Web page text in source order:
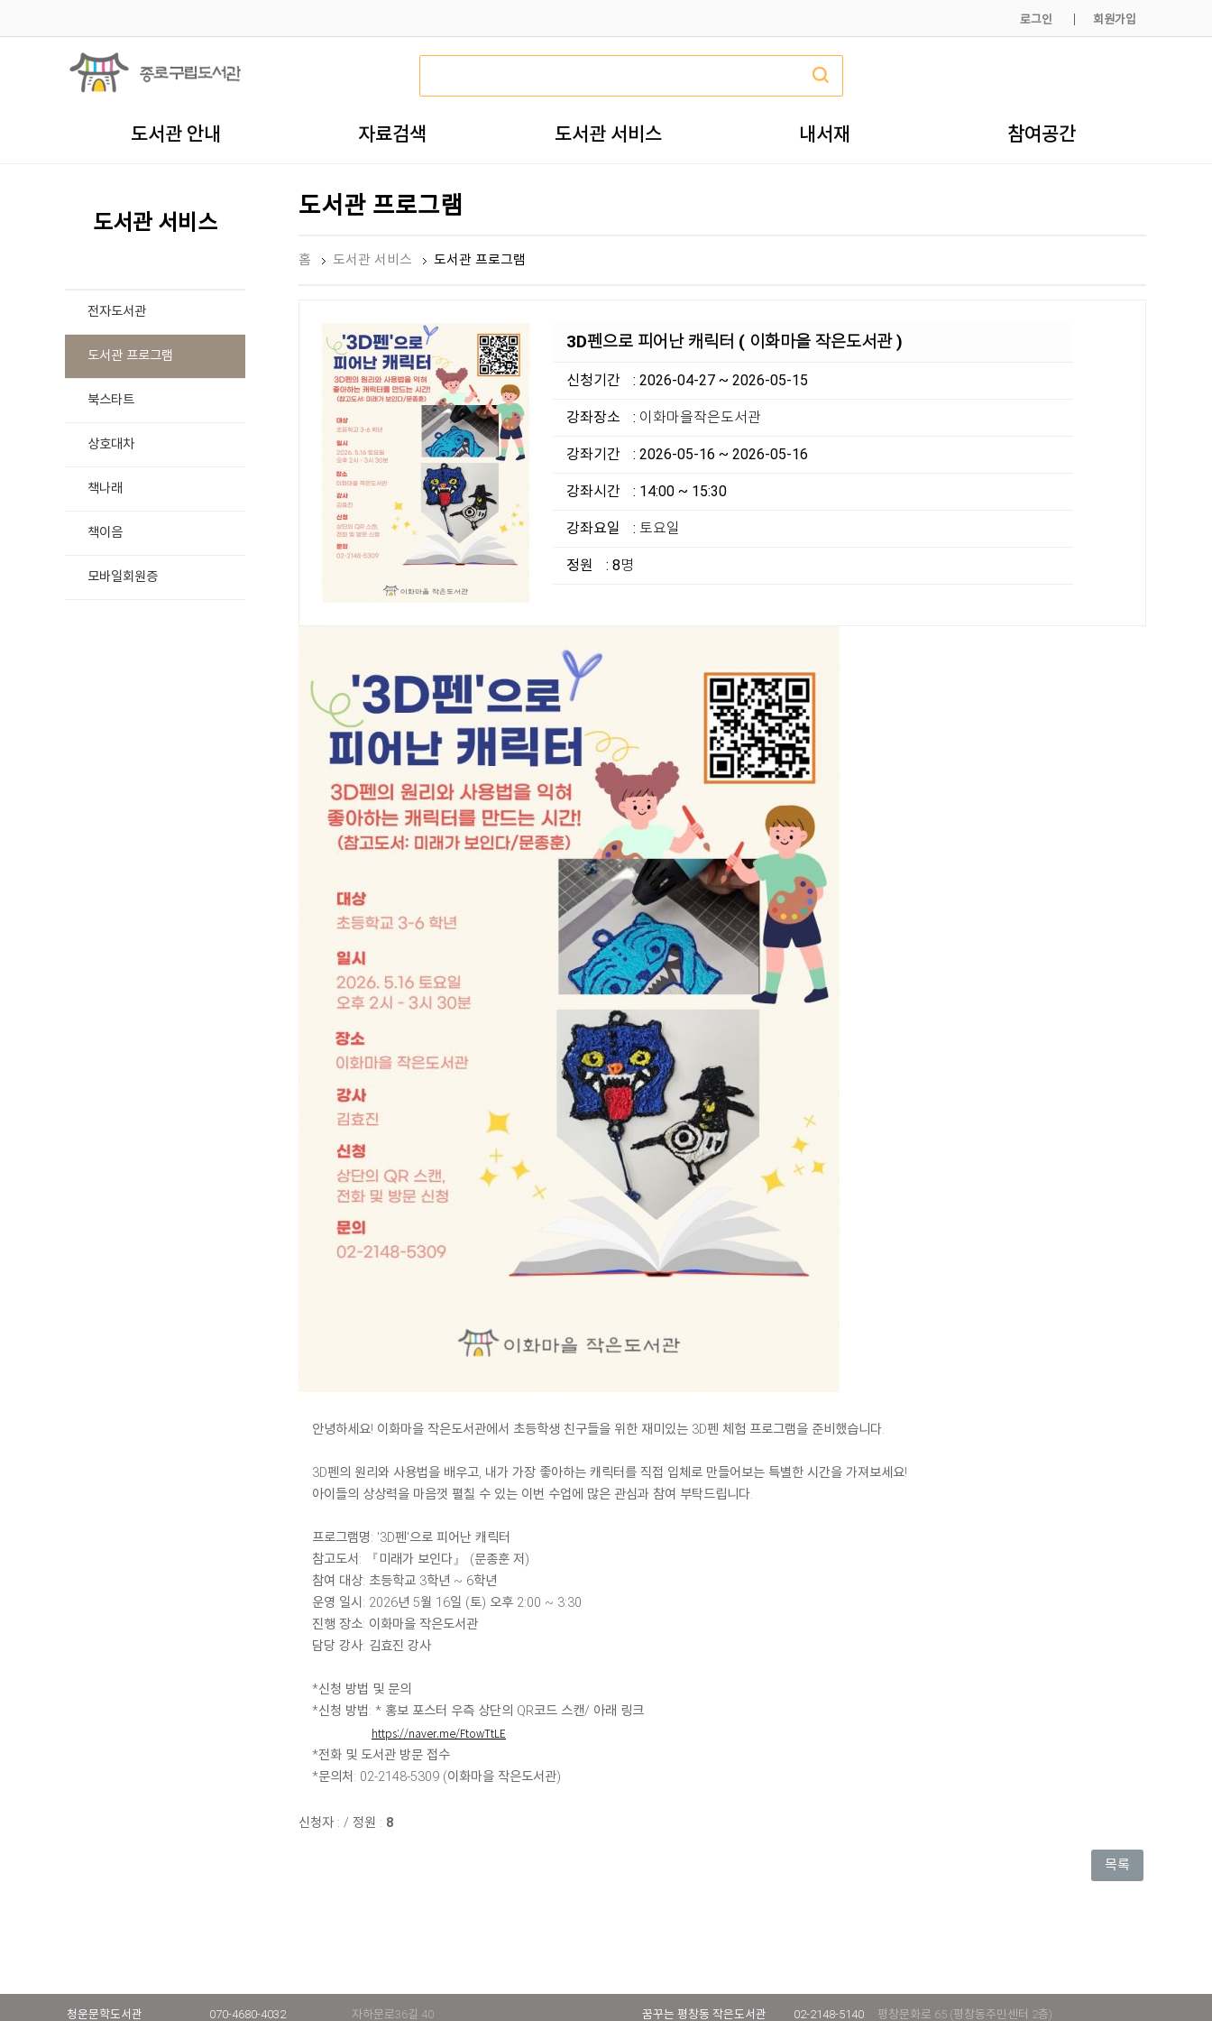
로그인 회원가입
도서관 안내 자료검색 도서관 서비스 내서재 참여공간
도서관 서비스
전자도서관
도서관 프로그램
북스타트
상호대차
책나래
책이음
모바일회원증
도서관 프로그램
홈 도서관 서비스 도서관 프로그램
3D펜으로 피어난 캐릭터 ( 이화마을 작은도서관 )
신청기간 : 2026-04-27 ~ 2026-05-15
강좌장소 : 이화마을작은도서관
강좌기간 : 2026-05-16 ~ 2026-05-16
강좌시간 : 14:00 ~ 15:30
강좌요일 : 토요일
정원 : 8명
안녕하세요! 이화마을 작은도서관에서 초등학생 친구들을 위한 재미있는 3D펜 체험 프로그램을 준비했습니다.
3D펜의 원리와 사용법을 배우고, 내가 가장 좋아하는 캐릭터를 직접 입체로 만들어보는 특별한 시간을 가져보세요!
아이들의 상상력을 마음껏 펼칠 수 있는 이번 수업에 많은 관심과 참여 부탁드립니다.
프로그램명: '3D펜'으로 피어난 캐릭터
참고도서: 『미래가 보인다』 (문종훈 저)
참여 대상: 초등학교 3학년 ~ 6학년
운영 일시: 2026년 5월 16일 (토) 오후 2:00 ~ 3:30
진행 장소: 이화마을 작은도서관
담당 강사: 김효진 강사
*신청 방법 및 문의
*신청 방법: * 홍보 포스터 우측 상단의 QR코드 스캔/ 아래 링크
https://naver.me/FtowTtLE
*전화 및 도서관 방문 접수
*문의처: 02-2148-5309 (이화마을 작은도서관)
신청자 : / 정원 : 8
목록
청운문학도서관 070-4680-4032 자하문로36길 40 꿈꾸는 평창동 작은도서관 02-2148-5140 평창문화로 65 (평창동주민센터 2층)